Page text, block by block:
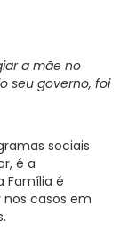
a mãe no
seu governo, foi
sociais
é a
Família é
casos em